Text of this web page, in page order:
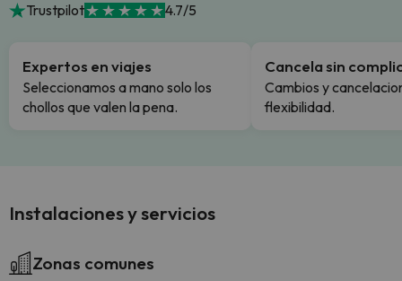
Trustpilot 4.7/5
Expertos en viajes
Seleccionamos a mano solo los
chollos que valen la pena.
Cancela sin
Cambios y
flexibilidad.
Instalaciones y servicios
Zonas comunes